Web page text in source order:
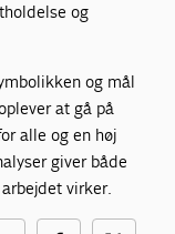
og
og mål
at gå på
alle og en høj
giver både
virker.